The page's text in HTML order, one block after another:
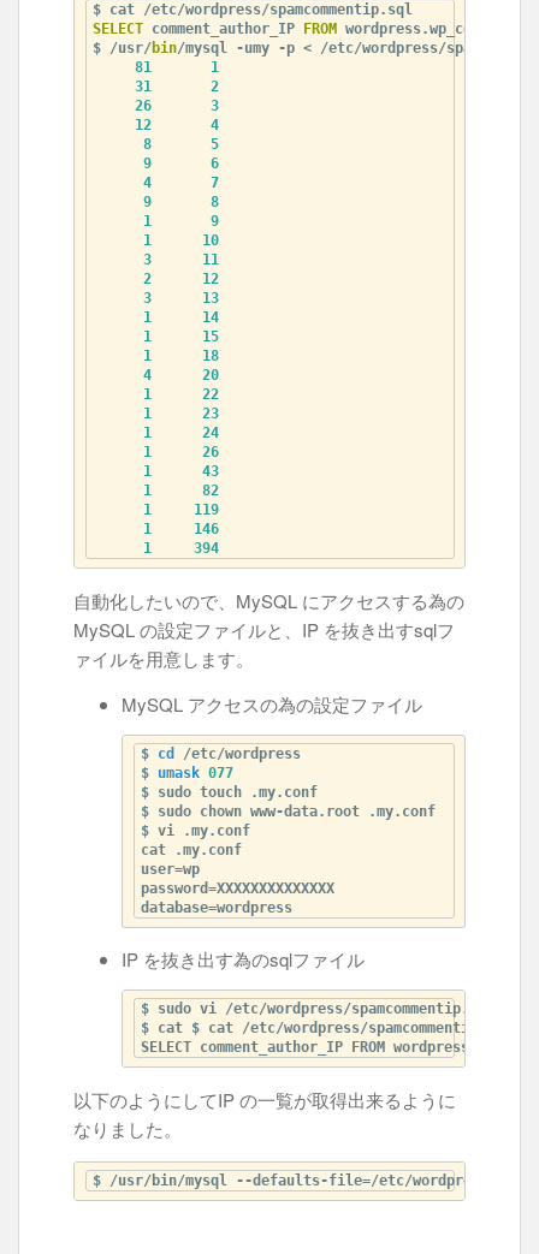
$ cat /etc/wordpress/spamcommentip.sql
SELECT comment_author_IP FROM wordpress.wp_comments
$ /usr/bin/mysql -umy -p < /etc/wordpress/
81
1
31
2
26
3
12
4
8
5
9
6
4
7
9
8
1
9
1
10
3
11
2
12
3
13
1
14
1
15
1
18
4
20
1
22
1
23
1
24
1
26
1
43
1
82
1
119
1
146
1
394
自動化したいので、MySQL にアクセスする為の
MySQL の設定ファイルと、IP を抜き出すsqlフ
ァイルを用意します。
MySQL アクセスの為の設定ファイル
$ cd
/etc/wordpress
$ umask 077
$ sudo touch .my.conf
$ sudo chown www-data.root .my.conf
$ vi .my.conf
cat .my.conf
user=wp
password=XXXXXXXXXXXXXX
database=wordpress
IP を抜き出す為のsqlファイル
$ sudo vi /etc/wordpress/spamcommentip.sql
$ cat $ cat /etc/wordpress/spamcommentip.sql
SELECT comment_author_IP FROM
以下のようにしてIP の一覧が取得出来るように
なりました。